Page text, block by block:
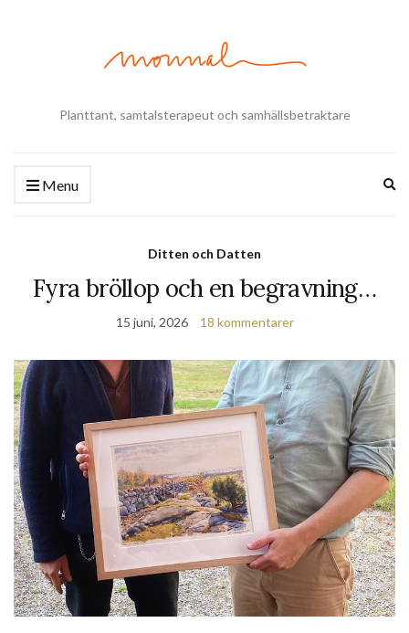
Planttant, samtalsterapeut och samhällsbetraktare
Menu
Ditten och Datten
Fyra bröllop och en begravning…
15 juni, 2026 18 kommentarer